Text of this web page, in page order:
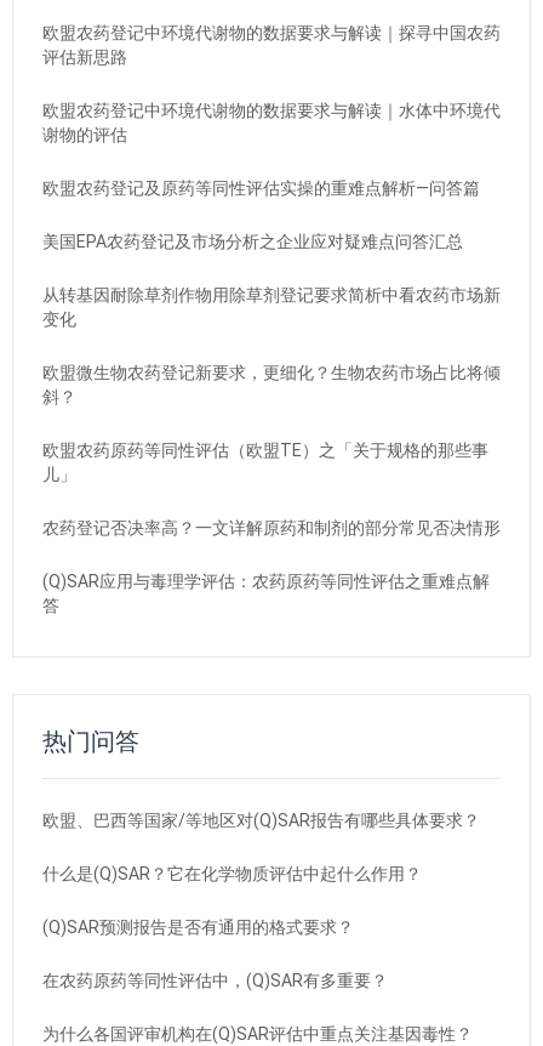
欧盟农药登记中环境代谢物的数据要求与解读｜探寻中国农药
评估新思路
欧盟农药登记中环境代谢物的数据要求与解读｜水体中环境代
谢物的评估
欧盟农药登记及原药等同性评估实操的重难点解析—问答篇
美国EPA农药登记及市场分析之企业应对疑难点问答汇总
从转基因耐除草剂作物用除草剂登记要求简析中看农药市场新
变化
欧盟微生物农药登记新要求，更细化？生物农药市场占比将倾
斜？
欧盟农药原药等同性评估（欧盟TE）之「关于规格的那些事
儿」
农药登记否决率高？一文详解原药和制剂的部分常见否决情形
(Q)SAR应用与毒理学评估：农药原药等同性评估之重难点解
答
热门问答
欧盟、巴西等国家/等地区对(Q)SAR报告有哪些具体要求？
什么是(Q)SAR？它在化学物质评估中起什么作用？
(Q)SAR预测报告是否有通用的格式要求？
在农药原药等同性评估中，(Q)SAR有多重要？
为什么各国评审机构在(Q)SAR评估中重点关注基因毒性？